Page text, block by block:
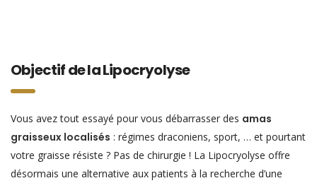
Objectif de la Lipocryolyse
Vous avez tout essayé pour vous débarrasser des amas
graisseux localisés : régimes draconiens, sport, … et pourtant
votre graisse résiste ? Pas de chirurgie ! La Lipocryolyse offre
désormais une alternative aux patients à la recherche d’une